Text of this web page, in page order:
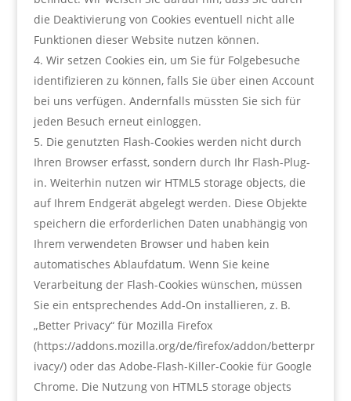
die Deaktivierung von Cookies eventuell nicht alle
Funktionen dieser Website nutzen können.
Wir setzen Cookies ein, um Sie für Folgebesuche
identifizieren zu können, falls Sie über einen Account
bei uns verfügen. Andernfalls müssten Sie sich für
jeden Besuch erneut einloggen.
Die genutzten Flash-Cookies werden nicht durch
Ihren Browser erfasst, sondern durch Ihr Flash-Plug-
in. Weiterhin nutzen wir HTML5 storage objects, die
auf Ihrem Endgerät abgelegt werden. Diese Objekte
speichern die erforderlichen Daten unabhängig von
Ihrem verwendeten Browser und haben kein
automatisches Ablaufdatum. Wenn Sie keine
Verarbeitung der Flash-Cookies wünschen, müssen
Sie ein entsprechendes Add-On installieren, z. B.
„Better Privacy“ für Mozilla Firefox
(https://addons.mozilla.org/de/firefox/addon/betterpr
ivacy/) oder das Adobe-Flash-Killer-Cookie für Google
Chrome. Die Nutzung von HTML5 storage objects